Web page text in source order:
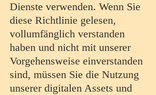
Dienste verwenden. Wenn Sie
diese Richtlinie gelesen,
vollumfänglich verstanden
haben und nicht mit unserer
Vorgehensweise einverstanden
sind, müssen Sie die Nutzung
unserer digitalen Assets und